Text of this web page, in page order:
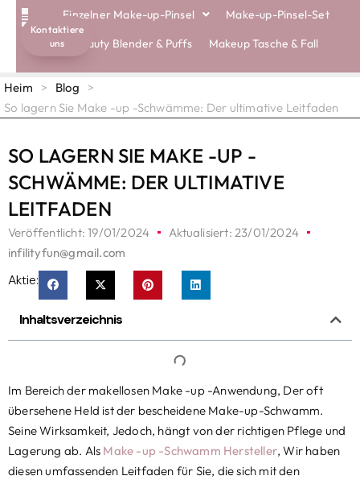
Kontaktiere
uns
Einzelner Make-up-Pinsel
Make-up-Pinsel-Set
Beauty Blender & Puffs
Makeup Tasche & Fall
Heim > Blog
>
So lagern Sie Make -up -Schwämme: Der ultimative Leitfaden
SO LAGERN SIE MAKE -UP -
SCHWÄMME: DER ULTIMATIVE
LEITFADEN
Veröffentlicht:19/01/2024
Aktualisiert: 23/01/2024
infilityfun@gmail.com
Aktie:
Inhaltsverzeichnis
Im Bereich der makellosen Make -up -Anwendung, Der oft
übersehene Held ist der bescheidene Make-up-Schwamm.
Seine Wirksamkeit, Jedoch, hängt von der richtigen Pflege und
Lagerung ab. Als Make -up -Schwamm Hersteller, Wir haben
diesen umfassenden Leitfaden für Sie, die sich mit den